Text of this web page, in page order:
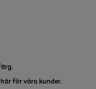
för våra kunder.